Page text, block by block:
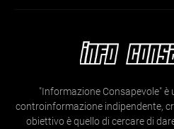
"Informazione Consapevole"
controinformazione indipendente,
obiettivo è quello di cercare di